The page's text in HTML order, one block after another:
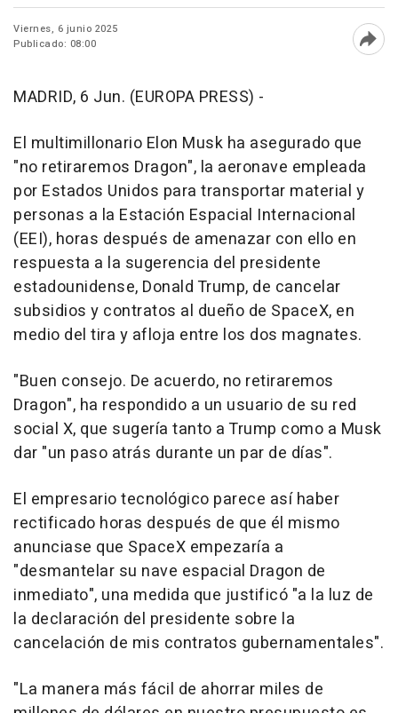
Viernes, 6 junio 2025
Publicado: 08:00
MADRID, 6 Jun. (EUROPA PRESS) -
El multimillonario Elon Musk ha asegurado que
"no retiraremos Dragon", la aeronave empleada
por Estados Unidos para transportar material y
personas a la Estación Espacial Internacional
(EEI), horas después de amenazar con ello en
respuesta a la sugerencia del presidente
estadounidense, Donald Trump, de cancelar
subsidios y contratos al dueño de SpaceX, en
medio del tira y afloja entre los dos magnates.
"Buen consejo. De acuerdo, no retiraremos
Dragon", ha respondido a un usuario de su red
social X, que sugería tanto a Trump como a Musk
dar "un paso atrás durante un par de días".
El empresario tecnológico parece así haber
rectificado horas después de que él mismo
anunciase que SpaceX empezaría a
"desmantelar su nave espacial Dragon de
inmediato", una medida que justificó "a la luz de
la declaración del presidente sobre la
cancelación de mis contratos gubernamentales".
"La manera más fácil de ahorrar miles de